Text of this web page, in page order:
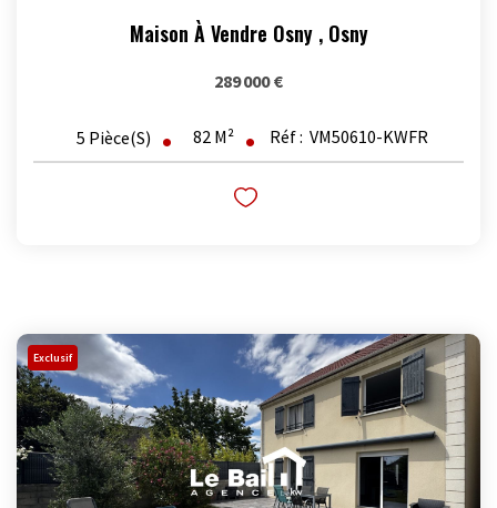
Maison À Vendre Osny , Osny
289 000 €
5 Pièce(s) 82 M² Réf : VM50610-KWFR
Exclusif